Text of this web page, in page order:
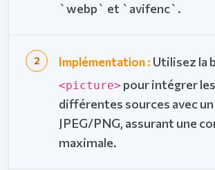
`webp` et `avifenc`.
Implémentation : Utilisez la
<picture> pour intégrer les
différentes sources avec
JPEG/PNG, assurant une
maximale.